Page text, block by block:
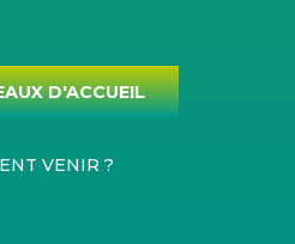
D'ACCUEIL
VENIR ?